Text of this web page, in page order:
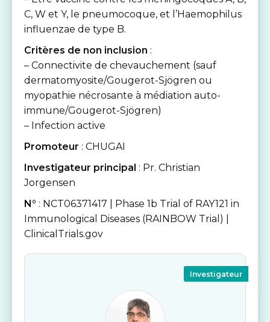
C, W et Y, le pneumocoque, et l’Haemophilus
influenzae de type B.
Critères de non inclusion :
– Connectivite de chevauchement (sauf
dermatomyosite/Gougerot-Sjögren ou
myopathie nécrosante à médiation auto-
immune/Gougerot-Sjögren)
– Infection active
Promoteur : CHUGAI
Investigateur principal : Pr. Christian
Jorgensen
N° : NCT06371417 | Phase 1b Trial of RAY121 in
Immunological Diseases (RAINBOW Trial) |
ClinicalTrials.gov
Investigateur